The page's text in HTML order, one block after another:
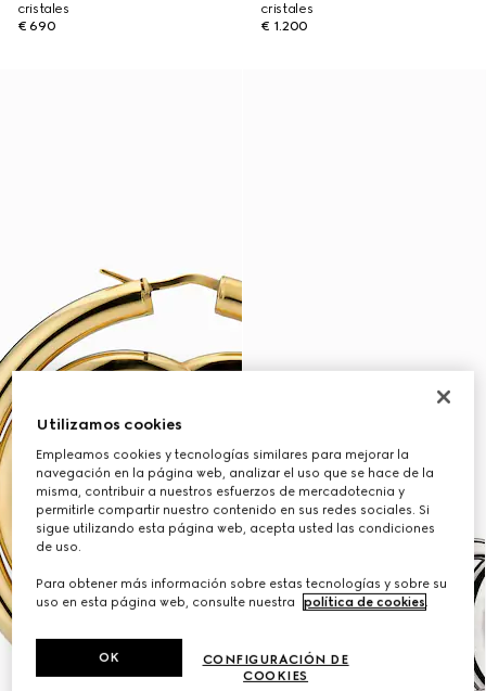
cristales
€ 690
cristales
€ 1.200
Utilizamos cookies
Empleamos cookies y tecnologías similares para mejorar la
navegación en la página web, analizar el uso que se hace de la
misma, contribuir a nuestros esfuerzos de mercadotecnia y
permitirle compartir nuestro contenido en sus redes sociales. Si
sigue utilizando esta página web, acepta usted las condiciones
de uso.
Para obtener más información sobre estas tecnologías y sobre su
uso en esta página web, consulte nuestra
política de cookies.
CONFIGURACIÓN DE
COOKIES
OK